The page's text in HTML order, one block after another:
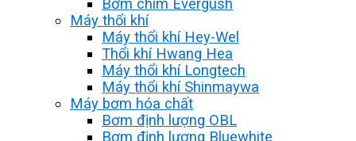
Máy thổi khí
Máy thổi khí Hey-Wel
Thổi khí Hwang Hea
Máy thổi khí Longtech
Máy thổi khí Shinmaywa
Máy bơm hóa chất
Bơm định lượng OBL
Bơm định lượng Bluewhite